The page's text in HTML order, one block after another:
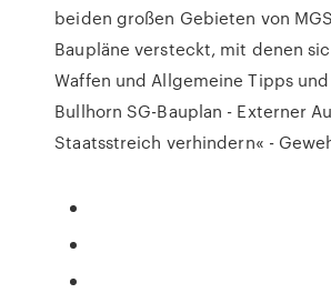
beiden großen Gebieten von
Baupläne versteckt, mit denen
Waffen und Allgemeine Tipps
Bullhorn SG-Bauplan - Externer
Staatsstreich verhindern« -